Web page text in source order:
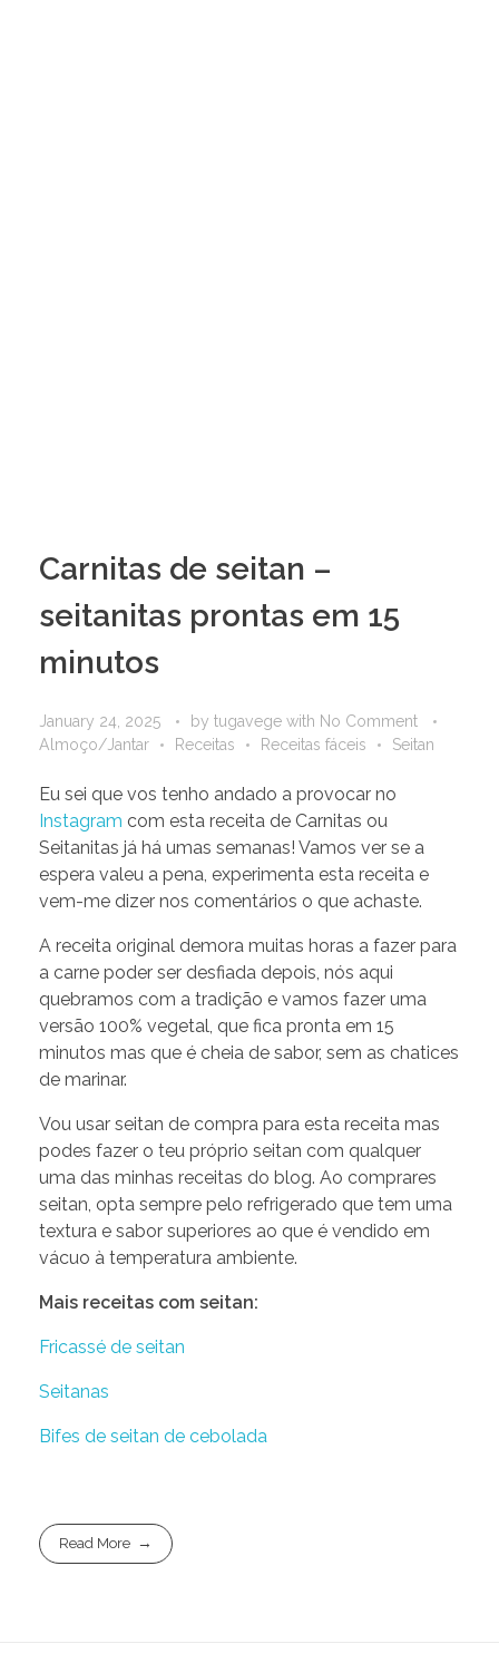
Carnitas de seitan –
seitanitas prontas em 15
minutos
January 24, 2025 by tugavege with No Comment
Almoço/Jantar
Receitas Receitas fáceis Seitan
Eu sei que vos tenho andado a provocar no
Instagram com esta receita de Carnitas ou
Seitanitas já há umas semanas! Vamos ver se a
espera valeu a pena, experimenta esta receita e
vem-me dizer nos comentários o que achaste.
A receita original demora muitas horas a fazer para
a carne poder ser desfiada depois, nós aqui
quebramos com a tradição e vamos fazer uma
versão 100% vegetal, que fica pronta em 15
minutos mas que é cheia de sabor, sem as chatices
de marinar.
Vou usar seitan de compra para esta receita mas
podes fazer o teu próprio seitan com qualquer
uma das minhas receitas do blog. Ao comprares
seitan, opta sempre pelo refrigerado que tem uma
textura e sabor superiores ao que é vendido em
vácuo à temperatura ambiente.
Mais receitas com seitan:
Fricassé de seitan
Seitanas
Bifes de seitan de cebolada
Read More